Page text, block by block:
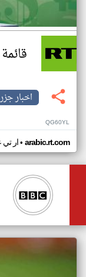
اخبار
QG60YL
ار تي• arabic.rt.com